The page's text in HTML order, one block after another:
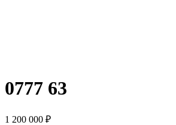
0777 63
1 200 000 ₽